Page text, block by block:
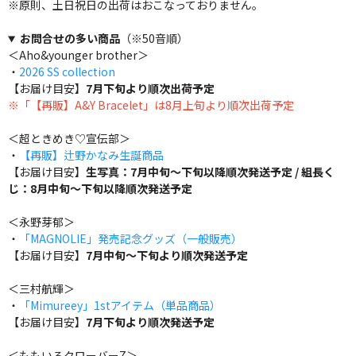
※原則、土日祝日の出荷はおこなっておりません。
お問合せの多い商品（※50音順）
＜Aho&younger brother＞
・ 2026 SS collection
【お届け目安】 7月下旬より順次出荷予定
※「【再販】A&Y Bracelet」は8月上旬より順次出荷予定
＜超ときめき♡宣伝部＞
・
【再販】辻野かなみ生誕商品
【お届け目安】 生写真：7月中旬～下旬以降順次発送予定 / 組長く
じ：8月中旬～下旬以降順次発送予定
＜永野芽郁＞
・
「MAGNOLIE」発売記念グッズ（一般販売）
【お届け目安】 7月中旬～下旬より順次発送予定
＜三村航輝＞
・
「Mimureey」1stアイテム（単品商品）
【お届け目安】 7月下旬より順次発送予定